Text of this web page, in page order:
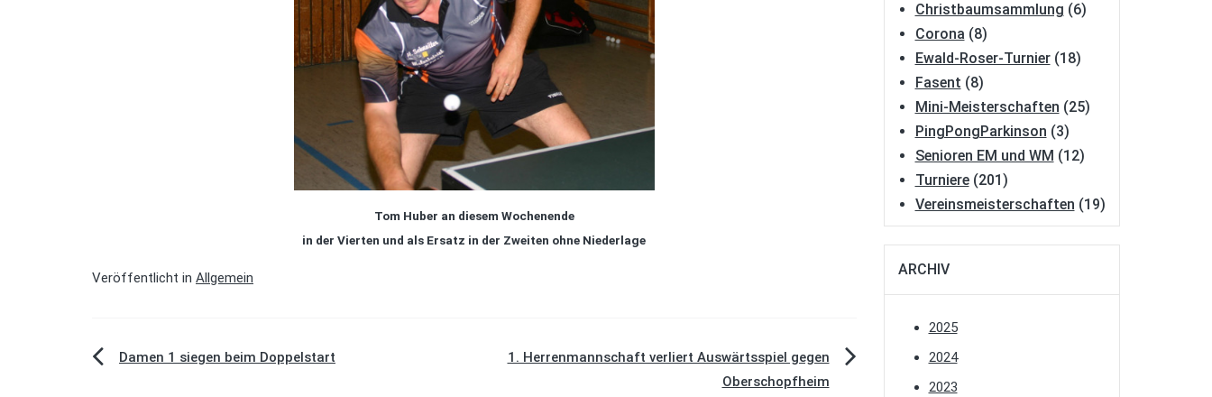
Tom Huber an diesem Wochenende
in der Vierten und als Ersatz in der Zweiten ohne Niederlage
Veröffentlicht in Allgemein
Beitragsnavigation
Damen 1 siegen beim Doppelstart
1. Herrenmannschaft verliert Auswärtsspiel gegen
Oberschopfheim
Christbaumsammlung (6)
Corona (8)
Ewald-Roser-Turnier(18)
Fasent (8)
Mini-Meisterschaften (25)
PingPongParkinson (3)
Senioren EM und WM (12)
Turniere(201)
Vereinsmeisterschaften (19)
ARCHIV
2025
2024
2023